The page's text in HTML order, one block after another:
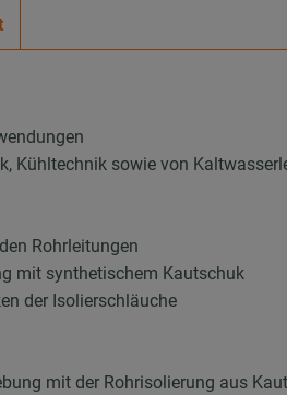
Kühltechnik sowie von
Rohrleitungen
mit synthetischem Kautschuk
der Isolierschläuche
mit der Rohrisolierung aus